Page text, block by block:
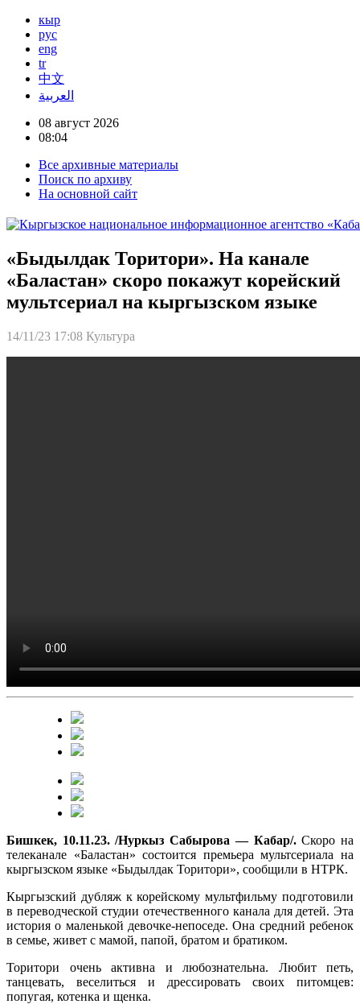
кыр
рус
eng
tr
中文
العربية
08 август 2026
08:04
Все архивные материалы
Поиск по архиву
На основной сайт
«Быдылдак Торитори». На канале
«Баластан» скоро покажут корейский
мультсериал на кыргызском языке
14/11/23 17:08 Культура
Бишкек, 10.11.23. /Нуркыз Сабырова — Кабар/.Скоро на
телеканале «Баластан» состоится премьера мультсериала на
кыргызском языке «Быдылдак Торитори», сообщили в НТРК.
Кыргызский дубляж к корейскому мультфильму подготовили
в переводческой студии отечественного канала для детей. Эта
история о маленькой девочке-непоседе. Она средний ребенок
в семье, живет с мамой, папой, братом и братиком.
Торитори очень активна и любознательна. Любит петь,
танцевать, веселиться и дрессировать своих питомцев:
попугая, котенка и щенка.